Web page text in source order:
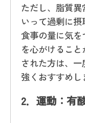
ただし、脂質
いって過剰に
食事の量に気
を心がけるこ
された方は、
強くおすすめし
2． 運動：有